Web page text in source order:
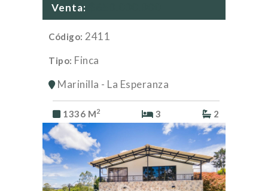
Venta:
Código: 2411
Tipo: Finca
Marinilla - La Esperanza
1336 M2 3 2